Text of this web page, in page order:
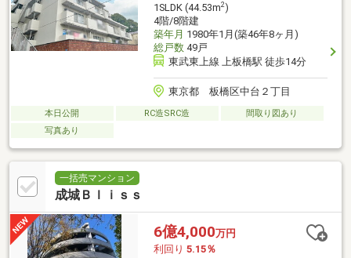
1SLDK (44.53m2)
4階/8階建
築年月 1980年1月(築46年8ヶ月)
総戸数49戸
東武東上線 上板橋駅 徒歩14分
東京都 板橋区中台２丁目
本日公開 RC造SRC造
間取り図あり
写真あり
一括売マンション
成城Ｂｌｉｓｓ
6億4,000万円
利回り 5.15％